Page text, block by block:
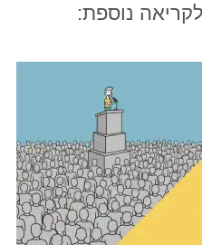
נוספת: